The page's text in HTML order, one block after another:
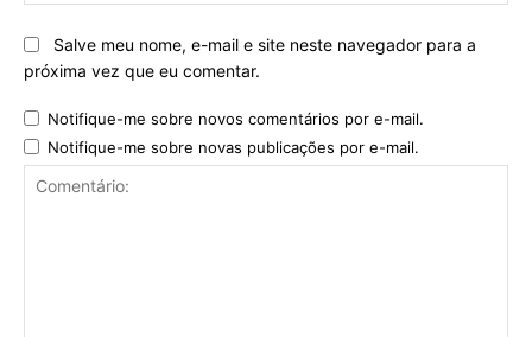
Salve meu nome, e-mail e site neste navegador para a
próxima vez que eu comentar.
Notifique-me sobre novos comentários por e-mail.
Notifique-me sobre novas publicações por e-mail.